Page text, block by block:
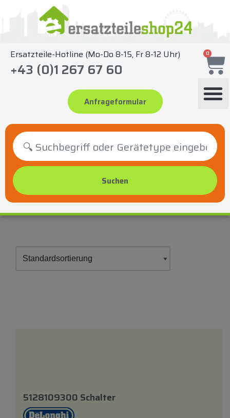
springen
Ersatzteile-Hotline (Mo-Do 8-15, Fr 8-12 Uhr)
+43 (0)1 267 67 60
Anfrageformular
0
5128109300 Schalter